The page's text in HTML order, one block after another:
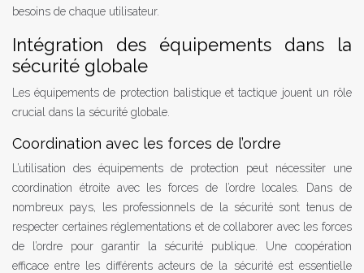
besoins de chaque utilisateur.
Intégration des équipements dans la
sécurité globale
Les équipements de protection balistique et tactique jouent un rôle
crucial dans la sécurité globale.
Coordination avec les forces de l’ordre
L’utilisation des équipements de protection peut nécessiter une
coordination étroite avec les forces de l’ordre locales. Dans de
nombreux pays, les professionnels de la sécurité sont tenus de
respecter certaines réglementations et de collaborer avec les forces
de l’ordre pour garantir la sécurité publique. Une coopération
efficace entre les différents acteurs de la sécurité est essentielle